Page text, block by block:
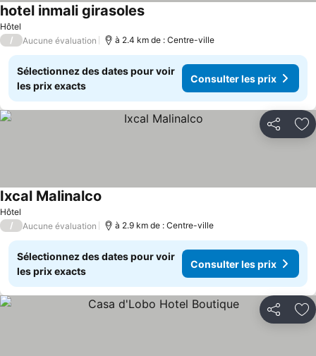
Hôtel
hotel inmali girasolesConsulter les prix
/ Aucune évaluation à 2.4 km de : Centre-ville
Sélectionnez des dates pour voir
les prix exacts
Consulter les prix
Partager
Hôtel
Ixcal Malinalco
/ Aucune évaluation à 2.9 km de : Centre-ville
Sélectionnez des dates pour voir
les prix exacts
Consulter les prix
Partager